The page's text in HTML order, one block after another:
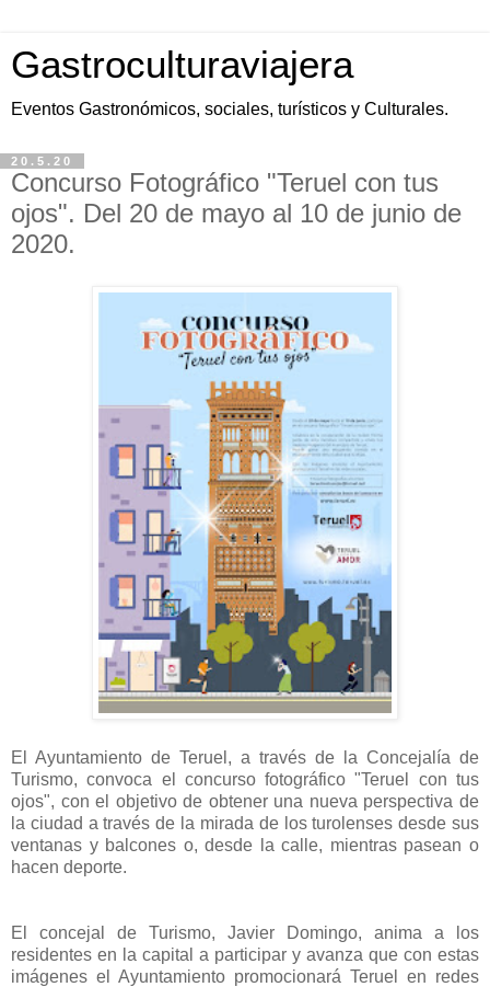
Gastroculturaviajera
Eventos Gastronómicos, sociales, turísticos y Culturales.
20.5.20
Concurso Fotográfico "Teruel con tus
ojos". Del 20 de mayo al 10 de junio de
2020.
El Ayuntamiento de Teruel, a través de la Concejalía de
Turismo, convoca el concurso fotográfico "Teruel con tus
ojos", con el objetivo de obtener una nueva perspectiva de
la ciudad a través de la mirada de los turolenses desde sus
ventanas y balcones o, desde la calle, mientras pasean o
hacen deporte.
El concejal de Turismo, Javier Domingo, anima a los
residentes en la capital a participar y avanza que con estas
imágenes el Ayuntamiento promocionará Teruel en redes